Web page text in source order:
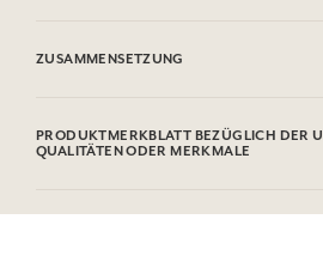
eintauchen. Die Stäbchen werden das
Flüssigkeiten und Dämpfe leicht
Verursacht schwere Augenreizung.
ZUSAMMENSETZUNG
Contient / Contains : Tetramethyl
Citrus Aurantium Bergamia Leaf Oil,
PRODUKTMERKBLATT BEZÜGLICH DER
QUALITÄTEN ODER MERKMALE
Bitte konsultieren Sie die